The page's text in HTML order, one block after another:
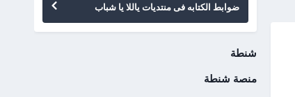
ضوابط الكتابه فى منتديات ياللا يا شباب
شنطة
منصة شنطة